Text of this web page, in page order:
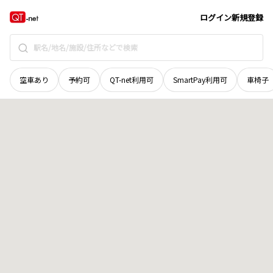
ログイン新規登録
空車あり 予約可 QT-net利用可 SmartPay利用可 車椅子
北海道